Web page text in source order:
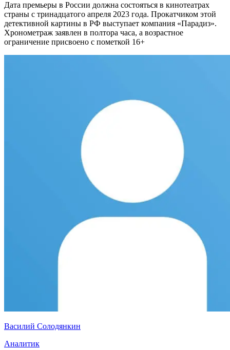
Дата премьеры в России должна состояться в кинотеатрах
страны с тринадцатого апреля 2023 года. Прокатчиком этой
детективной картины в РФ выступает компания «Парадиз».
Хронометраж заявлен в полтора часа, а возрастное
ограничение присвоено с пометкой 16+
Василий Солодянкин
Аналитик